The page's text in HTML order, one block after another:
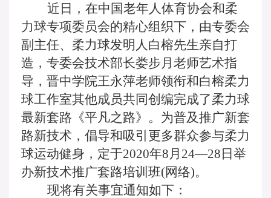
近日，在中国老年人体育协会和柔
力球专项委员会的精心组织下，由专委会
副主任、柔力球发明人白榕先生亲自打
造，专委会技术部长娄步月老师艺术指
导，晋中学院王永萍老师领衔和白榕柔力
球工作室其他成员共同创编完成了柔力球
最新套路《平凡之路》。为普及推广新套
路新技术，倡导和吸引更多群众参与柔力
球运动健身，定于2020年8月24—28日举
办新技术推广套路培训班(网络)。
现将有关事宜通知如下：